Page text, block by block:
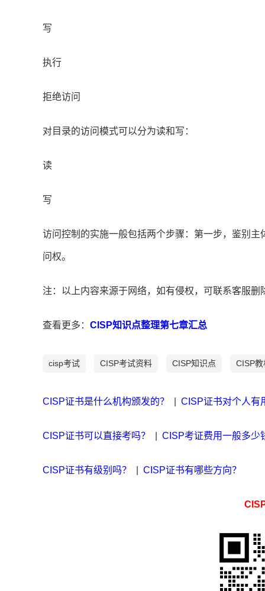
写
执行
拒绝访问
对目录的访问模式可以分为读和写：
读
写
访问控制的实施一般包括两个步骤：第一步，鉴别
问权。
注：以上内容来源于网络，如有侵权，可联系客服删
查看更多： CISP知识点整理第七章汇总
cisp考试 CISP考试资料 CISP知识点 CISP
CISP证书是什么机构颁发的？ CISP证书对个人有
CISP证书可以直接考吗？ CISP考证费用一般多少
CISP证书有级别吗？ CISP证书有哪些方向？